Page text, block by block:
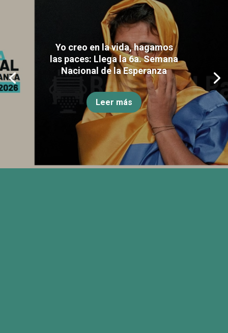
Yo creo en la vida, hagamos
las paces: Llega la 6a. Semana
Nacional de la Esperanza
Leer más